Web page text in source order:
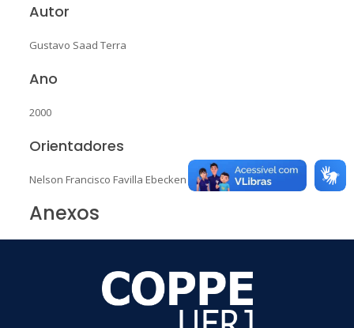
Autor
Gustavo Saad Terra
Ano
2000
Orientadores
Nelson Francisco Favilla Ebecken
Anexos